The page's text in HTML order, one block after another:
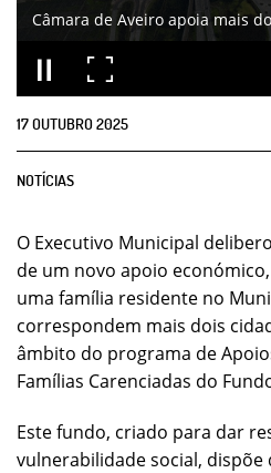
Câmara de Aveiro apoia mais
17OUTUBRO2025
NOTÍCIAS
O Executivo Municipal
de um novo apoio
uma família residente no
correspondem mais dois
âmbito do programa de
Famílias Carenciadas do
Este fundo, criado para dar
vulnerabilidade social, dispõe